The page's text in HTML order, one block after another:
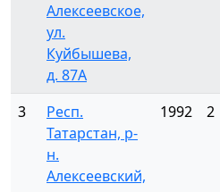
Алексеевское,
ул.
Куйбышева,
д. 87А
3
Респ.
Татарстан, р-
н.
Алексеевский,
1992 2